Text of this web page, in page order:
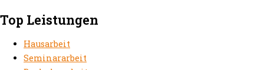
Top Leistungen
Hausarbeit
Seminararbeit